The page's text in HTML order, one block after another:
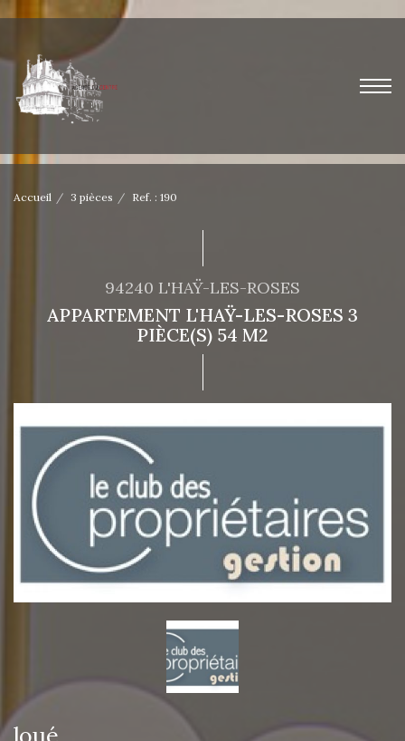
Accueil 3 pièces Ref. : 190
94240 L'HAŸ-LES-ROSES
APPARTEMENT L'HAŸ-LES-ROSES 3
PIÈCE(S) 54 M2